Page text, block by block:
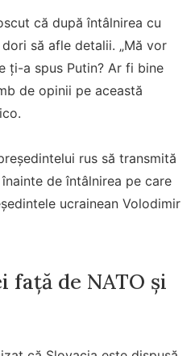
că după întâlnirea cu
să afle detalii. „Mă vor
ţi-a spus Putin? Ar fi bine
de opinii pe această
rus să transmită
de întâlnirea pe care
ucrainean Volodimir
față de NATO și